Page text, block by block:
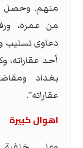
منهم. وحصل
من عمره،
دعاوى تسليب
أحد عقاراته،
بغداد
عقاراته”.
اهوال كبيرة